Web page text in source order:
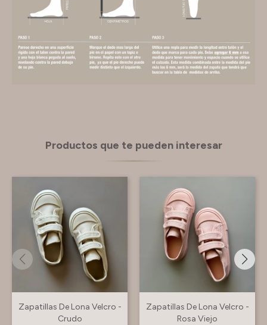
Productos que te pueden interesar
Zapatillas De Lona Velcro -
Crudo
Zapatillas De Lona Velcro -
Rosa Viejo